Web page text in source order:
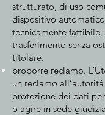
strutturato, di uso
dispositivo
tecnicamente
trasferimento senza
titolare.
proporre reclamo.
un reclamo
protezione dei dati
o agire in sede